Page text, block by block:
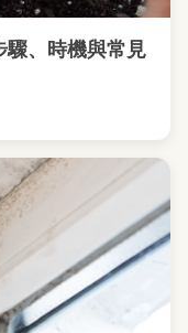
驟、時機與常見